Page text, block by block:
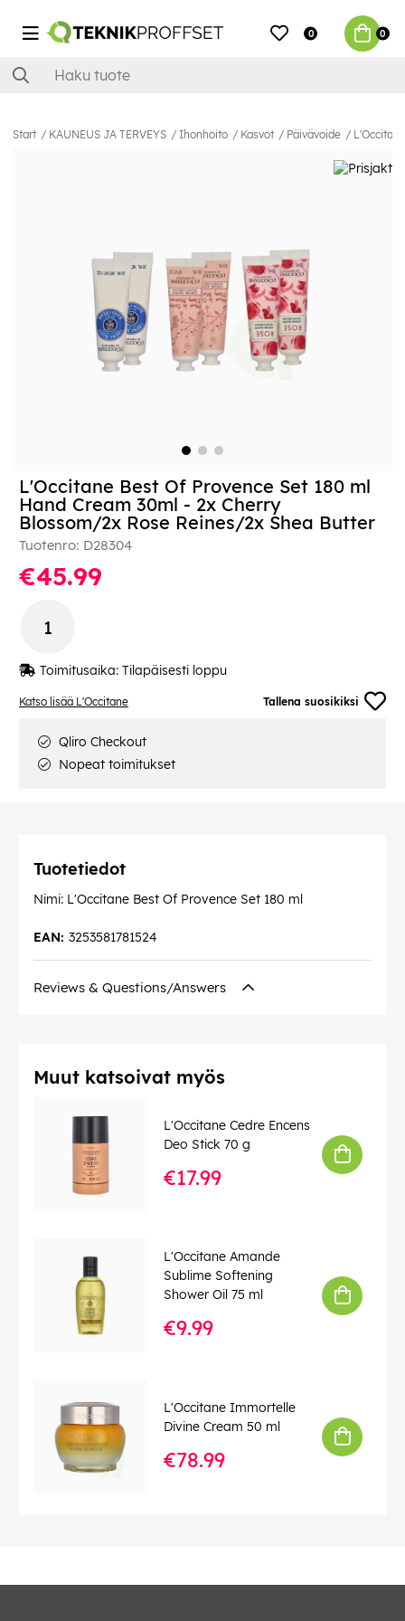
0 0
Start KAUNEUS JA TERVEYS Ihonhoito Kasvot Päivävoide
Katso lisää L'Occitane Tallena suosikiksi
L'Occitane Best Of Provence Set 180 ml
Hand Cream 30ml - 2x Cherry
Blossom/2x Rose Reines/2x Shea Butter
Tuotenro: D28304
€45.99
Toimitusaika: Tilapäisesti loppu
Qliro Checkout
Nopeat toimitukset
Tuotetiedot
Nimi: L'Occitane Best Of Provence Set 180 ml
3253581781524
EAN:
Reviews & Questions/Answers
Muut katsoivat myös
L'Occitane Cedre Encens
Deo Stick 70 g
€17.99
L'Occitane Amande
Sublime Softening
Shower Oil 75 ml
€9.99
L'Occitane Immortelle
Divine Cream 50 ml
€78.99